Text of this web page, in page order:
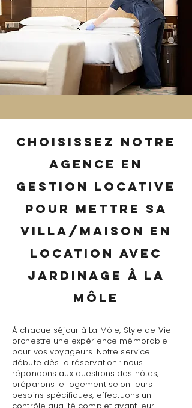
Choisissez notre
agence en
gestion locative
pour mettre sa
villa/maison en
location avec
jardinage à La
Môle
À chaque séjour à La Môle, Style de Vie
orchestre une expérience mémorable
pour vos voyageurs. Notre service
débute dès la réservation : nous
répondons aux questions des hôtes,
préparons le logement selon leurs
besoins spécifiques, effectuons un